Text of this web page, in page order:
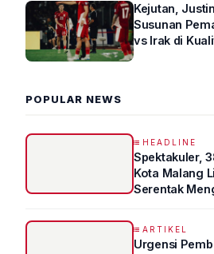
Kejutan,
Susunan
vs Irak di
POPULAR NEWS
HEADLINE
Spektakuler,
Kota Malang
Serentak
ARTIKEL
Urgensi